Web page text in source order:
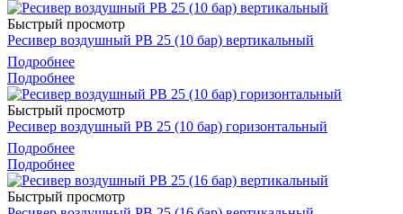
Быстрый просмотр
Ресивер воздушный РВ 25 (10 бар) вертикальный
Подробнее
Подробнее
Быстрый просмотр
Ресивер воздушный РВ 25 (10 бар) горизонтальный
Подробнее
Подробнее
Быстрый просмотр